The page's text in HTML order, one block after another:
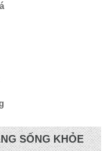
SỐNG KHỎE